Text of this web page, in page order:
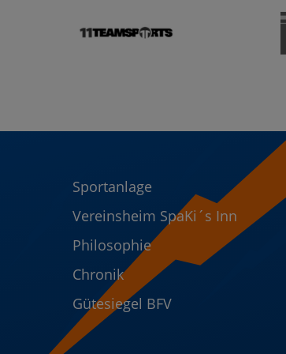
Sportanlage
Vereinsheim SpaKi´s Inn
Philosophie
Chronik
Gütesiegel BFV